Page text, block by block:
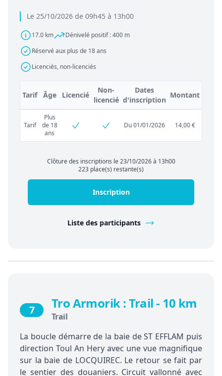
Le 25/10/2026 de 09h45 à 13h00
17.0 km
Dénivelé positif : 400 m
Réservé aux plus de 18 ans
Licenciés, non-licenciés
Tarif Âge Licencié
Non-
licencié
Dates
d'inscription
Montant
Tarif
Plus
de 18
ans
Du 01/01/2026 14,00 €
Clôture des inscriptions le 23/10/2026 à 13h00
223 place(s) restante(s)
Inscription
Liste des participants
7 Tro Armorik : Trail - 10 km
Trail
La boucle démarre de la baie de ST EFFLAM puis
direction Toul An Hery avec une vue magnifique
sur la baie de LOCQUIREC. Le retour se fait par
le sentier des douaniers. Circuit vallonné avec